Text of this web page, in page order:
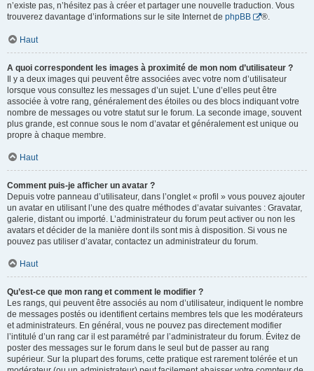
n’existe pas, n’hésitez pas à créer et partager une nouvelle traduction. Vous
trouverez davantage d’informations sur le site Internet de phpBB ®.
Haut
A quoi correspondent les images à proximité de mon nom d’utilisateur ?
Il y a deux images qui peuvent être associées avec votre nom d’utilisateur
lorsque vous consultez les messages d’un sujet. L’une d’elles peut être
associée à votre rang, généralement des étoiles ou des blocs indiquant votre
nombre de messages ou votre statut sur le forum. La seconde image, souvent
plus grande, est connue sous le nom d’avatar et généralement est unique ou
propre à chaque membre.
Haut
Comment puis-je afficher un avatar ?
Depuis votre panneau d’utilisateur, dans l’onglet « profil » vous pouvez ajouter
un avatar en utilisant l’une des quatre méthodes d’avatar suivantes : Gravatar,
galerie, distant ou importé. L’administrateur du forum peut activer ou non les
avatars et décider de la manière dont ils sont mis à disposition. Si vous ne
pouvez pas utiliser d’avatar, contactez un administrateur du forum.
Haut
Qu’est-ce que mon rang et comment le modifier ?
Les rangs, qui peuvent être associés au nom d’utilisateur, indiquent le nombre
de messages postés ou identifient certains membres tels que les modérateurs
et administrateurs. En général, vous ne pouvez pas directement modifier
l’intitulé d’un rang car il est paramétré par l’administrateur du forum. Évitez de
poster des messages sur le forum dans le seul but de passer au rang
supérieur. Sur la plupart des forums, cette pratique est rarement tolérée et un